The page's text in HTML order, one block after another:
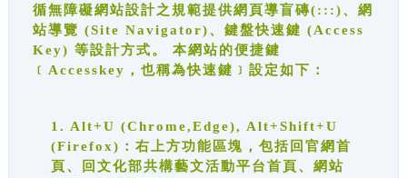
循無障礙網站設計之規範提供網頁導盲磚(:::)、網
站導覽 (Site Navigator)、鍵盤快速鍵 (Access
Key) 等設計方式。 本網站的便捷鍵
﹝Accesskey，也稱為快速鍵﹞設定如下：
1. Alt+U (Chrome,Edge), Alt+Shift+U
(Firefox)：右上方功能區塊，包括回官網首
頁、回文化部共構藝文活動平台首頁、網站